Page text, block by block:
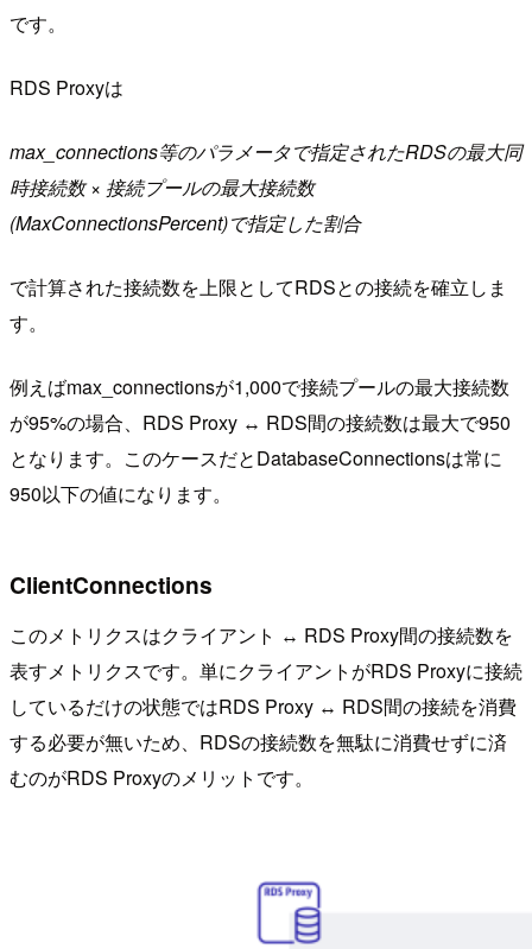
です。
RDS Proxyは
max_connections等のパラメータで指定されたRDSの最大同
時接続数 × 接続プールの最大接続数
(MaxConnectionsPercent)で指定した割合
で計算された接続数を上限としてRDSとの接続を確立しま
す。
例えばmax_connectionsが1,000で接続プールの最大接続数
が95%の場合、RDS Proxy ↔ RDS間の接続数は最大で950
となります。このケースだとDatabaseConnectionsは常に
950以下の値になります。
ClientConnections
このメトリクスはクライアント ↔ RDS Proxy間の接続数を
表すメトリクスです。単にクライアントがRDS Proxyに接続
しているだけの状態ではRDS Proxy ↔ RDS間の接続を消費
する必要が無いため、RDSの接続数を無駄に消費せずに済
むのがRDS Proxyのメリットです。